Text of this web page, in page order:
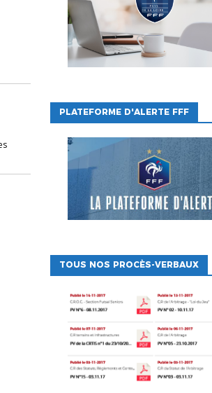
PLATEFORME D'ALERTE FFF
TOUS NOS PROCÈS-VERBAUX